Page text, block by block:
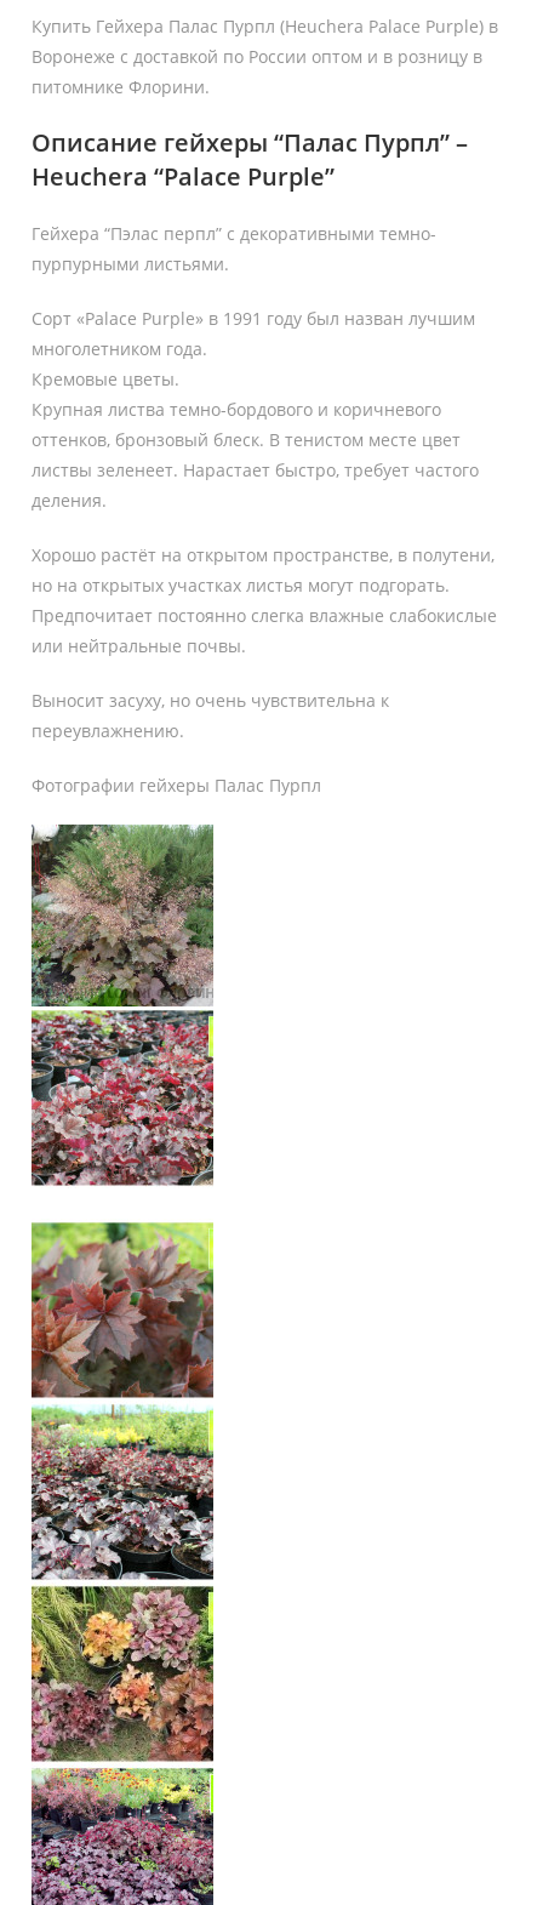
Купить Гейхера Палас Пурпл (Heuchera Palace Purple) в
Воронеже с доставкой по России оптом и в розницу в
питомнике Флорини.
Описание гейхеры “Палас Пурпл” –
Heuchera “Palace Purple”
Гейхера “Пэлас перпл” c декоративными темно-
пурпурными листьями.
Сорт «Palace Purple» в 1991 году был назван лучшим
многолетником года.
Кремовые цветы.
Крупная листва темно-бордового и коричневого
оттенков, бронзовый блеск. В тенистом месте цвет
листвы зеленеет. Нарастает быстро, требует частого
деления.
Хорошо растёт на открытом пространстве, в полутени,
но на открытых участках листья могут подгорать.
Предпочитает постоянно слегка влажные слабокислые
или нейтральные почвы.
Выносит засуху, но очень чувствительна к
переувлажнению.
Фотографии гейхеры Палас Пурпл